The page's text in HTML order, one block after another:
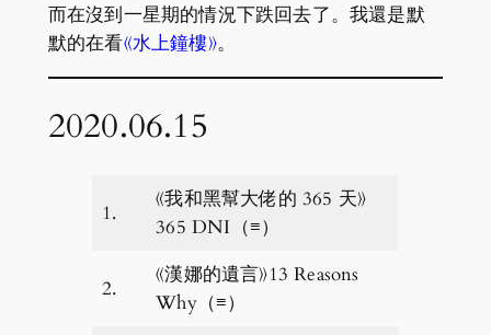
而在沒到一星期的情況下跌回去了。我還是默
默的在看《水上鐘樓》。
2020.06.15
1.
《我和黑幫大佬的 365 天》
365 DNI（≡）
2.
《漢娜的遺言》13 Reasons
Why（≡）